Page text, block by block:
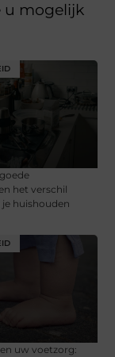
u mogelijk
het verschil
huishouden
uw voetzorg: